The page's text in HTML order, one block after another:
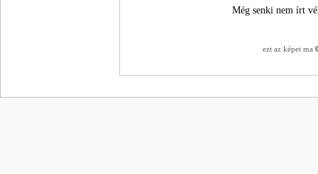
Még senki nem írt
ezt az képet ma